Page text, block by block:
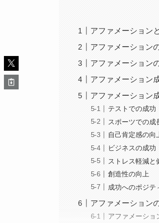
アファメーション
アファメーション
アファメーション
アファメーション
アファメーション
テストでの成功
スポーツでの成
自己肯定感の向
ビジネスの成功
ストレス軽減と
創造性の向上
成功へのポジテ
アファメーション
アファメーショ